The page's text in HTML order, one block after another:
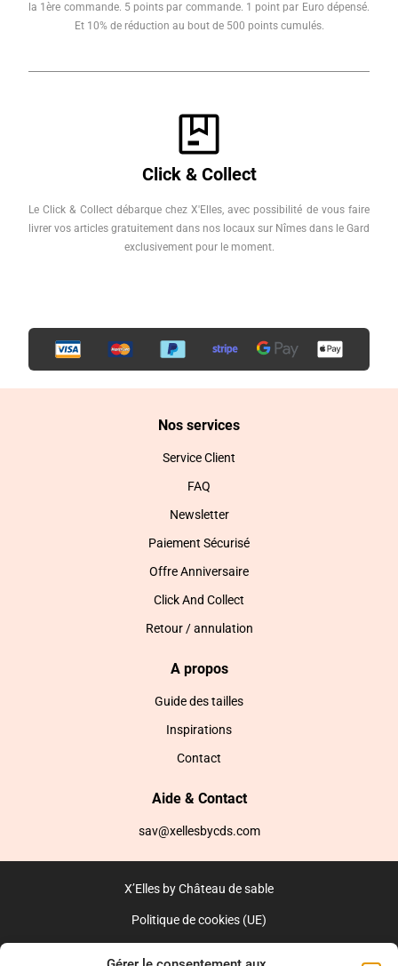
la 1ère commande. 5 points par commande. 1 point par Euro dépensé.
Et 10% de réduction au bout de 500 points cumulés.
Click & Collect
Le Click & Collect débarque chez X'Elles, avec possibilité de vous faire
livrer vos articles gratuitement dans nos locaux sur Nîmes dans le Gard
exclusivement pour le moment.
Nos services
Service Client
FAQ
Newsletter
Paiement Sécurisé
Offre Anniversaire
Click And Collect
Retour / annulation
A propos
Guide des tailles
Inspirations
Contact
Aide & Contact
sav@xellesbycds.com
X’Elles by Château de sable
Politique de cookies (UE)